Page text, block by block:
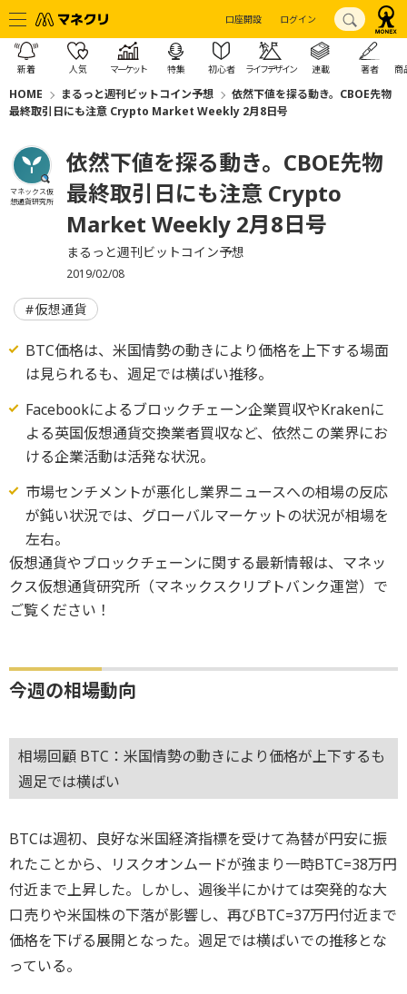
口座開設 ログイン
新着 人気 マーケット 特集 初心者 ライフデザイン 連載 著者 商
HOME まるっと週刊ビットコイン予想
依然下値を探る動き。CBOE先物
最終取引日にも注意 Crypto Market Weekly 2月8日号
マネックス仮
想通貨研究所
依然下値を探る動き。CBOE先物
最終取引日にも注意 Crypto
Market Weekly 2月8日号
まるっと週刊ビットコイン予想
2019/02/08
仮想通貨
BTC価格は、米国情勢の動きにより価格を上下する場面
は見られるも、週足では横ばい推移。
Facebookによるブロックチェーン企業買収やKrakenに
よる英国仮想通貨交換業者買収など、依然この業界にお
ける企業活動は活発な状況。
市場センチメントが悪化し業界ニュースへの相場の反応
が鈍い状況では、グローバルマーケットの状況が相場を
左右。
仮想通貨やブロックチェーンに関する最新情報は、マネッ
クス仮想通貨研究所（マネックスクリプトバンク運営）で
ご覧ください！
今週の相場動向
相場回顧 BTC：米国情勢の動きにより価格が上下するも
週足では横ばい
BTCは週初、良好な米国経済指標を受けて為替が円安に振
れたことから、リスクオンムードが強まり一時BTC=38万円
付近まで上昇した。しかし、週後半にかけては突発的な大
口売りや米国株の下落が影響し、再びBTC=37万円付近まで
価格を下げる展開となった。週足では横ばいでの推移とな
っている。